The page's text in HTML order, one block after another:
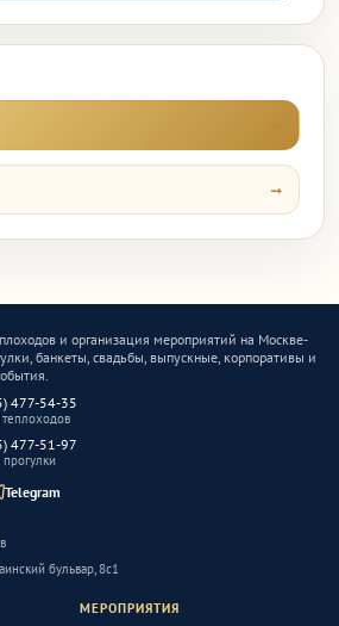
и организация мероприятий на Москве-
банкеты, свадьбы, выпускные, корпоративы и
477-54-35
477-51-97
бульвар, 8с1
Telegram
МЕРОПРИЯТИЯ